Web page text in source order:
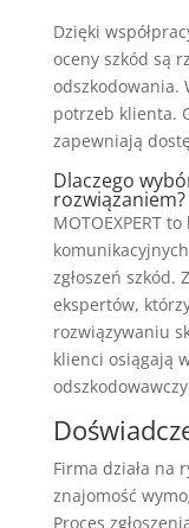
Dzięki
oceny szkód są
odszkodowania.
potrzeb klienta.
zapewniają
Dlaczego
rozwiązaniem?
MOTOEXPERT
zgłoszeń szkód.
ekspertów,
rozwiązywaniu
klienci osiągają
Firma działa na
znajomość
Proces